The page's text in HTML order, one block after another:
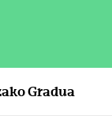
Gradua